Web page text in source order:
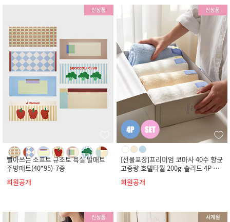
빨아쓰는 소프트 규조토 욕실 발매트
주방매트(40*95)-7종
회원공개
[선물포장]프리미엄 코마사 40수 항균
고중량 호텔타월 200g-솔리드 4P 세
회원공개